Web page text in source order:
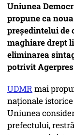
Uniunea
propune ca noua
președintelui de
maghiare drept
eliminarea
potrivit
UDMR mai
naţionale
Uniunea
prefectului,